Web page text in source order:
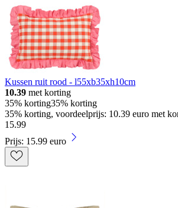
Kussen ruit rood - l55xb35xh10cm
10.39 met korting
35% korting35% korting
35% korting, voordeelprijs: 10.39 euro met
15.99
Prijs: 15.99 euro